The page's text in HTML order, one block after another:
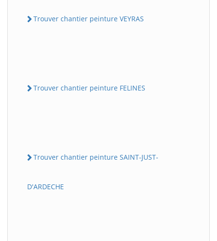
Trouver chantier peinture VEYRAS
Trouver chantier peinture FELINES
Trouver chantier peinture SAINT-JUST-
D'ARDECHE